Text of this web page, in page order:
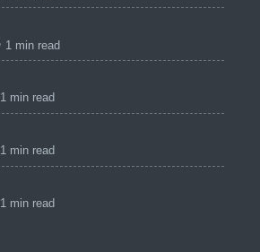
1 min read
1 min read
1 min read
1 min read